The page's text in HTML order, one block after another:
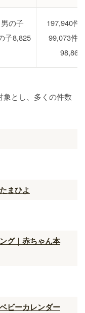
の子
子8,825
197,940件
99,073件
98,867
象とし、多くの件数
まひよ
グ｜赤ちゃん本
ビーカレンダー